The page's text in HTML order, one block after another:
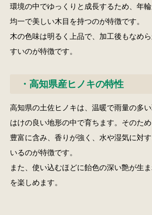
環境の中でゆっくりと成長するため、年輪
均一で美しい木目を持つのが特徴です。
木の色味は明るく上品で、加工後もなめ
すいのが特徴です。
・高知県産ヒノキの特性
高知県の土佐ヒノキは、温暖で雨量の多
はけの良い地形の中で育ちます。そのた
豊富に含み、香りが強く、水や湿気に対
いるのが特徴です。
また、使い込むほどに飴色の深い艶が生
を楽しめます。